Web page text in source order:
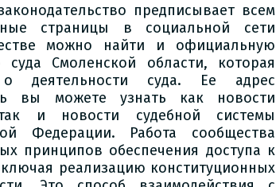
предписывает всем
страницы в социальной сети
можно найти и официальную
суда Смоленской области, которая
деятельности суда. Ее адрес
вы можете узнать как новости
и новости судебной системы
Федерации. Работа сообщества
принципов обеспечения доступа к
реализацию конституционных